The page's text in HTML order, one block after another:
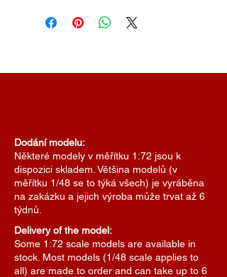
Dodání modelu:
Některé modely v měřítku 1:72 jsou k
dispozici skladem. Většina modelů (v
měřítku 1/48 se to týká všech) je vyráběna
na zakázku a jejich výroba může trvat až 6
týdnů.
Delivery of the model:
Some 1:72 scale models are available in
stock. Most models (1/48 scale applies to
all) are made to order and can take up to 6